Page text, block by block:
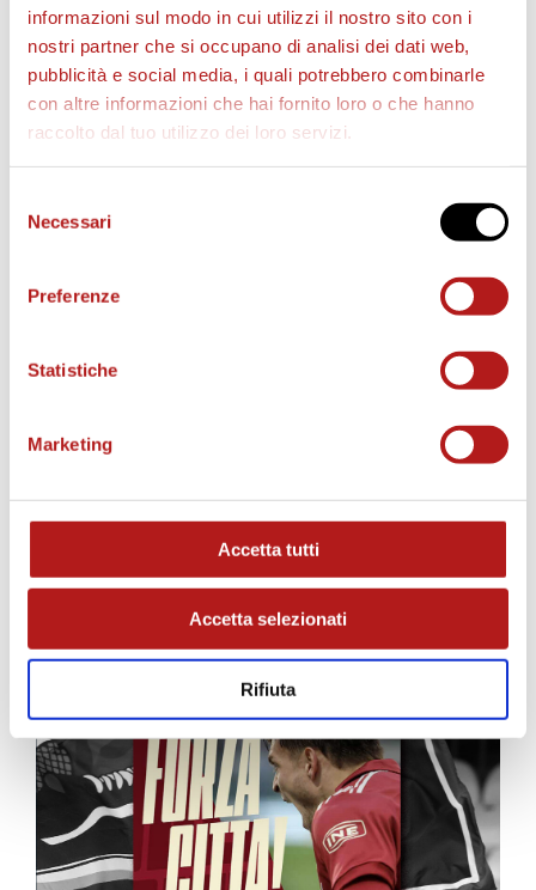
informazioni sul modo in cui utilizzi il nostro sito con i
nostri partner che si occupano di analisi dei dati web,
pubblicità e social media, i quali potrebbero combinarle
con altre informazioni che hai fornito loro o che hanno
raccolto dal tuo utilizzo dei loro servizi.
delNecessari
Preferenze
Statistiche
Marketing
Accetta tutti
Accetta selezionati
Rifiuta
AS CITTADELLA STORE
MATCH PROGRAM